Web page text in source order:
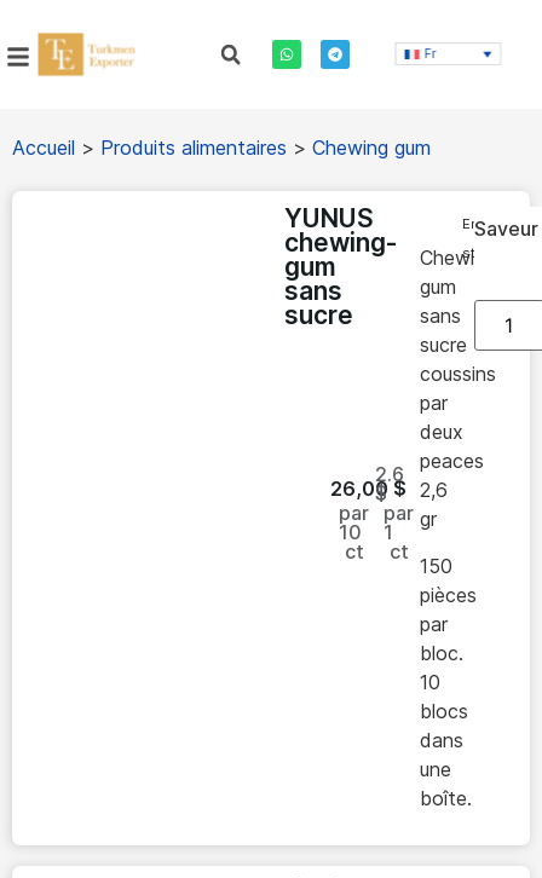
Fr
Accueil > Produits alimentaires > Chewing gum
YUNUS
chewing-
gum
sans
sucre
26,00$
par
10
ct
2.6
$
par
1
ct
Chewing-
gum
sans
sucre
coussins
par
deux
peaces
2,6
gr
150
pièces
par
bloc.
10
blocs
dans
une
boîte.
En
stock
Saveur